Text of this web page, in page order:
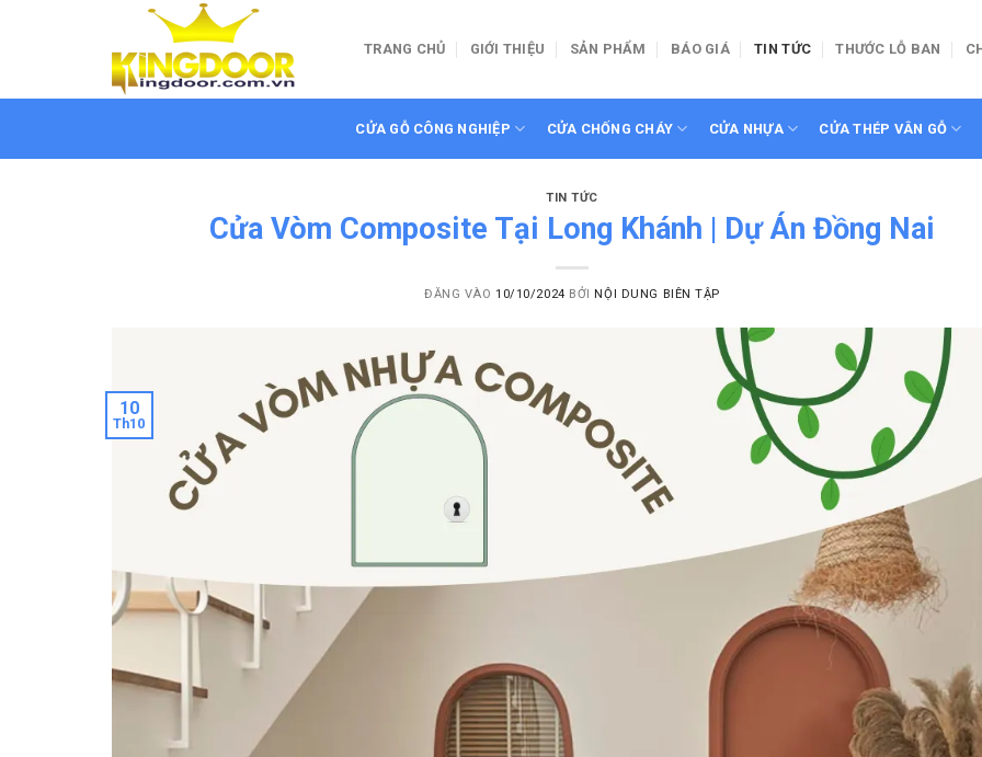
dung
TRANG CHỦ GIỚI THIỆU SẢN PHẨM BÁO GIÁ TIN TỨC THƯỚC LỖ BAN
CỬA GỖ CÔNG NGHIỆP CỬA CHỐNG CHÁY CỬA NHỰA CỬA THÉP VÂN GỖ
TIN TỨC
Cửa Vòm Composite Tại Long Khánh | Dự Án Đồng Nai
ĐĂNG VÀO10/10/2024 BỞI NỘI DUNG BIÊN TẬP
10
Th10